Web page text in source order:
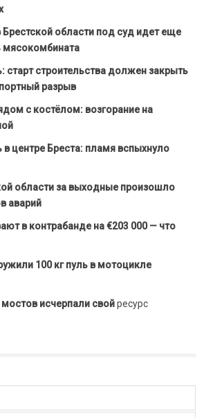
Брестской области под суд идет еще
мясокомбината
старт строительства должен закрыть
разрыв
с костёлом: возгорание на
центре Бреста: пламя вспыхнуло
области за выходные произошло
аварий
в контрабанде на €203 000 — что
100 кг пуль в мотоцикле
исчерпали свойресурс